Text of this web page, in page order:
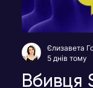
Вбивця
Єлизавета
5 днів тому